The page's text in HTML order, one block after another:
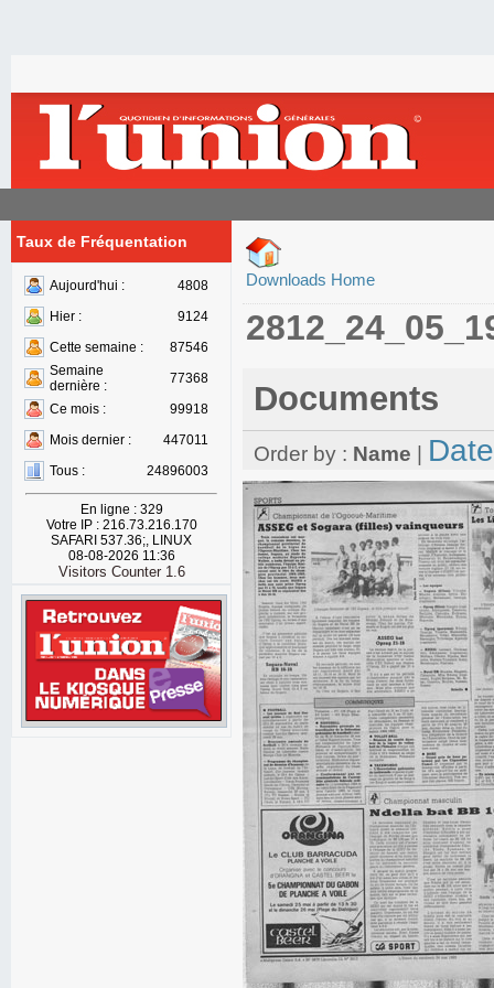
Taux de Fréquentation
Aujourd'hui :
4808
Hier :
9124
Cette semaine :
87546
Semaine
dernière :
77368
Ce mois :
99918
Mois dernier :
447011
Tous :
24896003
En ligne : 329
Votre IP : 216.73.216.170
SAFARI 537.36;, LINUX
08-08-2026 11:36
Visitors Counter 1.6
Downloads Home
Documents
Order by : Name Date